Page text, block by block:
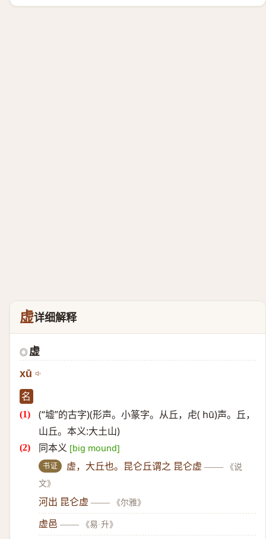
虚详细解释
◎ 虚
xū
名
(“墟”的古字)(形声。小篆字。从丘，虍( hū)声。丘，
山丘。本义:大土山)
同本义 [big mound]
书证 虚，大丘也。昆仑丘谓之 昆仑虚 ——
《说
文》
河出 昆仑虚 —— 《尔雅》
虚邑 —— 《易·升》